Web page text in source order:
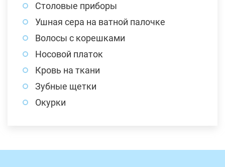
Столовые приборы
Ушная сера на ватной палочке
Волосы с корешками
Носовой платок
Кровь на ткани
Зубные щетки
Окурки